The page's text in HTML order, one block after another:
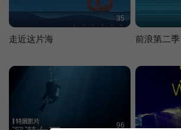
35
走近这片海 前浪第二季
96